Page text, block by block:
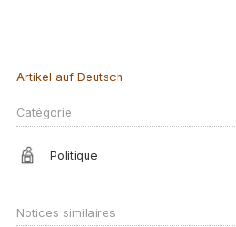
Artikel auf Deutsch
Catégorie
Politique
Notices similaires